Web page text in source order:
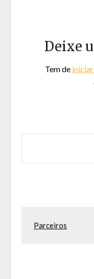
Deixe
Tem de iniciar
Parceiros